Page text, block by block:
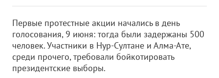
Первые протестные акции начались в день
голосования, 9 июня: тогда были задержаны 500
человек. Участники в Нур-Султане и Алма-Ате,
среди прочего, требовали бойкотировать
президентские выборы.